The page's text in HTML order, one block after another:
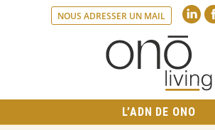
NOUS ADRESSER UN MAIL
L’ADN DE ONO